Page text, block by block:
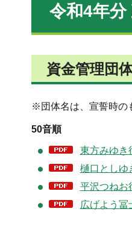
令和4年分
資金管理団
※団体名は、宣誓時の
50音順
東方みゆき
樋口としゆ
平沢つねお
広げよう冨